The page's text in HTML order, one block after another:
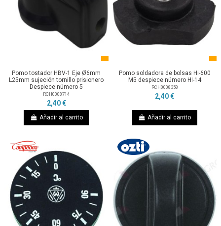
Pomo tostador HBV-1 Eje Ø6mm
L25mm sujeción tornillo prisionero
Despiece número 5
RCH0008714
2,40 €
Añadir al carrito
Pomo soldadora de bolsas Hi-600
M5 despiece número HI-14
RCH0008358
2,40 €
Añadir al carrito